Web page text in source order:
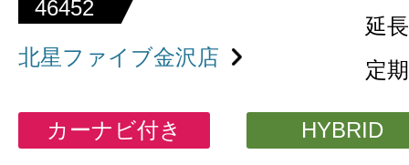
46452
北星ファイブ金沢店
延
定
カーナビ付き HYBRID